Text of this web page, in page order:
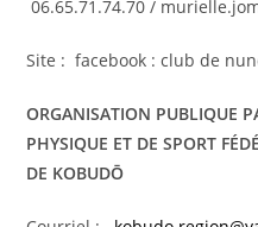
06.65.71.74.70 /
Site : facebook : club de
ORGANISATION PUBLIQUE
PHYSIQUE ET DE SPORT
DE KOBUDŌ